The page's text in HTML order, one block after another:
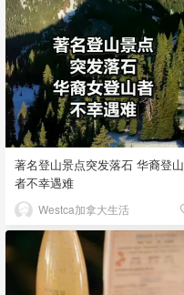
著名登山景点突发落石 华裔登山
者不幸遇难
Westca加拿大生活